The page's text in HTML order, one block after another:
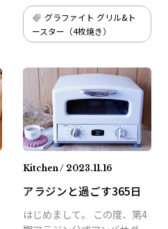
グラファイト グリル&ト
ースター（4枚焼き）
Kitchen / 2023.11.16
アラジンと過ごす365日
はじめまして。 この度、第4